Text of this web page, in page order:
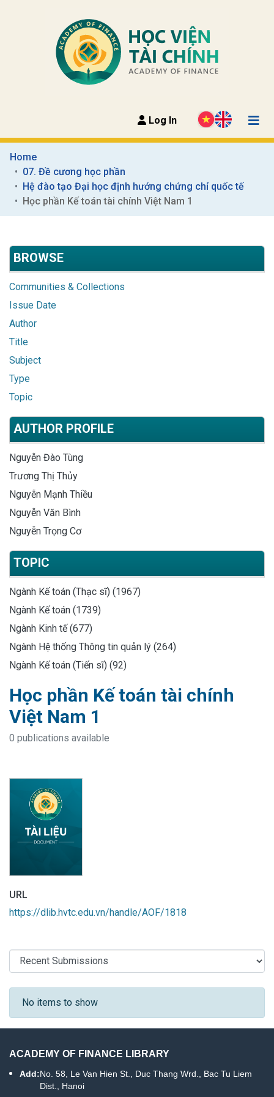
Log In
Home
07. Đề cương học phần
Hệ đào tạo Đại học định hướng chứng chỉ quốc tế
Học phần Kế toán tài chính Việt Nam 1
BROWSE
Communities & Collections
Issue Date
Author
Title
Subject
Type
Topic
AUTHOR PROFILE
Nguyễn Đào Tùng
Trương Thị Thủy
Nguyễn Mạnh Thiều
Nguyễn Văn Bình
Nguyễn Trọng Cơ
TOPIC
Ngành Kế toán (Thạc sĩ) (1967)
Ngành Kế toán (1739)
Ngành Kinh tế (677)
Ngành Hệ thống Thông tin quản lý (264)
Ngành Kế toán (Tiến sĩ) (92)
Học phần Kế toán tài chính
Việt Nam 1
0 publications available
URL
https://dlib.hvtc.edu.vn/handle/AOF/1818
Recent Submissions
No items to show
ACADEMY OF FINANCE LIBRARY
Add:No. 58, Le Van Hien St., Duc Thang Wrd., Bac Tu Liem
Dist., Hanoi